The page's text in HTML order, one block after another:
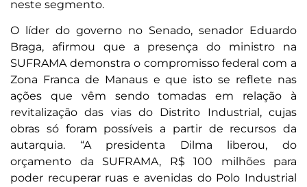
neste segmento.
O líder do governo no Senado, senador Eduardo
Braga, afirmou que a presença do ministro na
SUFRAMA demonstra o compromisso federal com a
Zona Franca de Manaus e que isto se reflete nas
ações que vêm sendo tomadas em relação à
revitalização das vias do Distrito Industrial, cujas
obras só foram possíveis a partir de recursos da
autarquia. “A presidenta Dilma liberou, do
orçamento da SUFRAMA, R$ 100 milhões para
poder recuperar ruas e avenidas do Polo Industrial